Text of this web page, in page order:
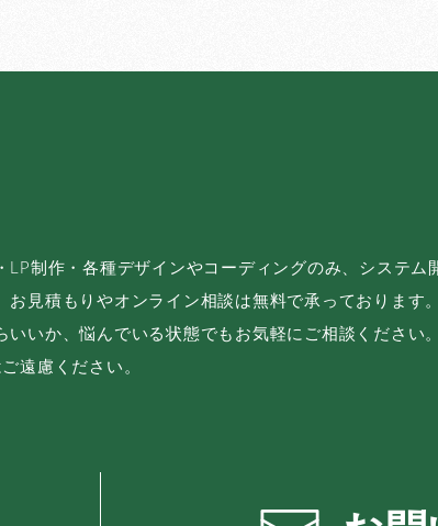
LP制作・各種デザインやコーディングのみ、システ
お見積もりやオンライン相談は無料で承っております。
いいか、悩んでいる状態でもお気軽にご相談ください。
遠慮ください。